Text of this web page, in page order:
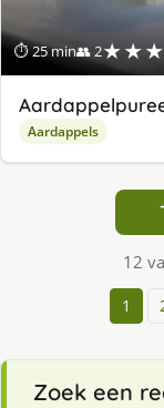
⏱ 25 min👥 2
Aardappels
12
1
Zoek een